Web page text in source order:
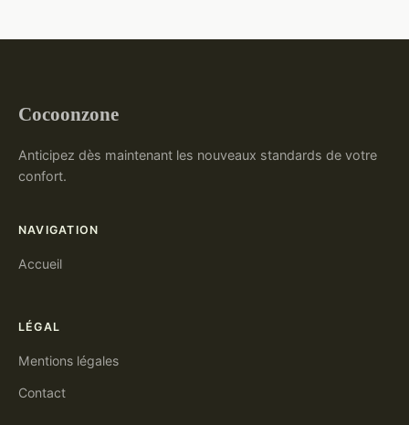
Cocoonzone
Anticipez dès maintenant les nouveaux standards de votre
confort.
NAVIGATION
Accueil
LÉGAL
Mentions légales
Contact